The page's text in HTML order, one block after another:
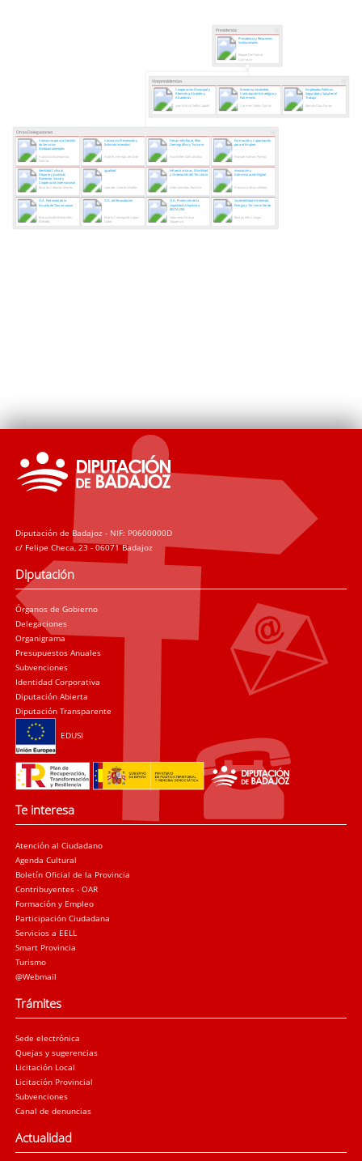
Presidencia
Presidencia y Relaciones
Institucionales
Raquel Del Puerto
Carrasco
Vicepresidencias
Cooperación Municipal y
Atención a Alcaldes y
Alcaldesas
Juan María Delfa Cupido
Economía Sostenible,
Contratación Estratégica y
Patrimonio
Carmen Yáñez Quirós
Empleados Públicos,
Seguridad y Salud en el
Trabajo
Ramón Díaz Farias
Otras Delegaciones
Consorcio para la Gestión
de Servicios
Medioambientales
Francisco Buenavista
García
Consorcio Prevención y
Extinción Incendios
Andrés Hernáiz de Sixte
Desarrollo Rural, Reto
Demográfico y Turismo
Ana Belén Valls Muñoz
Formación y Capacitación
para el Empleo
Manuel Gómez Parejo
Identidad Cultural,
Deporte y Juventud,
Bienestar Social y
Cooperación Internacional
Ricardo Cabezas Martín
Igualdad
Lourdes Linares Matito
Infraestructuras, Movilidad
y Ordenación del Territorio
Abel González Ramiro
Innovación y
Administración Digital
Francisca Silva Leñador
O.A. Patronato de la
Escuela de Tauromaquia
Maria Josefa Benavides
Méndez
O.A. de Recaudación
María Concepción López
López
O.A. Protección de la
Legalidad Urbanística
RESTAURA
Saturnino Alcázar
Vaquerizo
Sostenibilidad Ambiental,
Energía y Territorio Verde
Raul Jareño Crespo
Diputación de Badajoz - NIF: P0600000D
c/ Felipe Checa, 23 - 06071 Badajoz
Diputación
Órganos de Gobierno
Delegaciones
Organigrama
Presupuestos Anuales
Subvenciones
Identidad Corporativa
Diputación Abierta
Diputación Transparente
EDUSI
Te interesa
Atención al Ciudadano
Agenda Cultural
Boletín Oficial de la Provincia
Contribuyentes - OAR
Formación y Empleo
Participación Ciudadana
Servicios a EELL
Smart Provincia
Turismo
@Webmail
Trámites
Sede electrónica
Quejas y sugerencias
Licitación Local
Licitación Provincial
Subvenciones
Canal de denuncias
Actualidad